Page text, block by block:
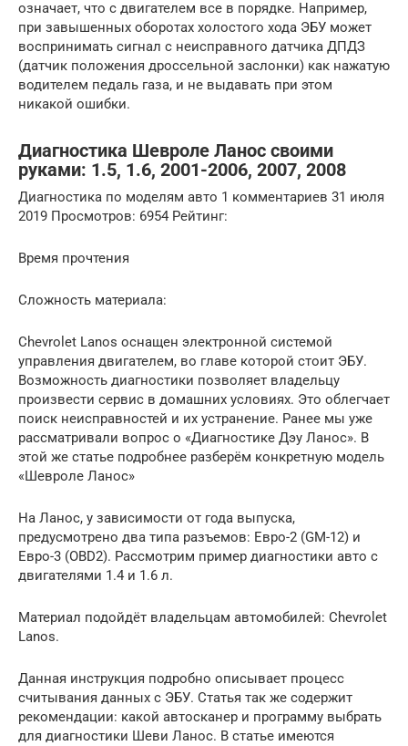
означает, что с двигателем все в порядке. Например,
при завышенных оборотах холостого хода ЭБУ может
воспринимать сигнал с неисправного датчика ДПДЗ
(датчик положения дроссельной заслонки) как нажатую
водителем педаль газа, и не выдавать при этом
никакой ошибки.
Диагностика Шевроле Ланос своими
руками: 1.5, 1.6, 2001-2006, 2007, 2008
Диагностика по моделям авто 1 комментариев 31 июля
2019 Просмотров: 6954 Рейтинг:
Время прочтения
Сложность материала:
Chevrolet Lanos оснащен электронной системой
управления двигателем, во главе которой стоит ЭБУ.
Возможность диагностики позволяет владельцу
произвести сервис в домашних условиях. Это облегчает
поиск неисправностей и их устранение. Ранее мы уже
рассматривали вопрос о «Диагностике Дэу Ланос». В
этой же статье подробнее разберём конкретную модель
«Шевроле Ланос»
На Ланос, у зависимости от года выпуска,
предусмотрено два типа разъемов: Евро-2 (GM-12) и
Евро-3 (OBD2). Рассмотрим пример диагностики авто с
двигателями 1.4 и 1.6 л.
Материал подойдёт владельцам автомобилей: Chevrolet
Lanos.
Данная инструкция подробно описывает процесс
считывания данных с ЭБУ. Статья так же содержит
рекомендации: какой автосканер и программу выбрать
для диагностики Шеви Ланос. В статье имеются